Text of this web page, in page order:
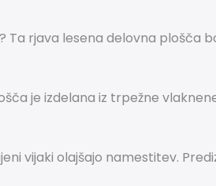
Ta rjava lesena delovna plošča
je izdelana iz trpežne
vijaki olajšajo namestitev.